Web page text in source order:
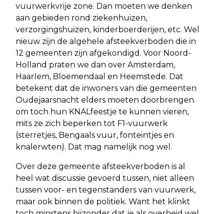
vuurwerkvrije zone. Dan moeten we denken
aan gebieden rond ziekenhuizen,
verzorgingshuizen, kinderboerderijen, etc. Wel
nieuw zijn de algehele afsteekverboden die in
12 gemeenten zijn afgekondigd. Voor Noord-
Holland praten we dan over Amsterdam,
Haarlem, Bloemendaal en Heemstede. Dat
betekent dat de inwoners van die gemeenten
Oudejaarsnacht elders moeten doorbrengen
om toch hun KNALfeestje te kunnen vieren,
mits ze zich beperken tot F1-vuurwerk
(sterretjes, Bengaals vuur, fonteintjes en
knalerwten). Dat mag namelijk nog wel.
Over deze gemeente afsteekverboden is al
heel wat discussie gevoerd tussen, niet alleen
tussen voor- en tegenstanders van vuurwerk,
maar ook binnen de politiek. Want het klinkt